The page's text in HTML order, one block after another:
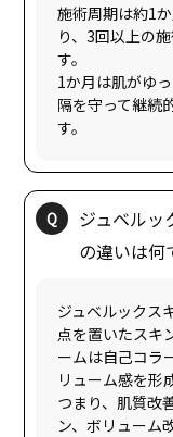
施術周期は約1
り、3回以上の
す。
1か月は肌がゆ
隔を守って継続
ジュベルッ
ジュベルックス
点を置いたスキ
ームは自己コラ
リューム感を形
つまり、肌質改
ン、ボリューム